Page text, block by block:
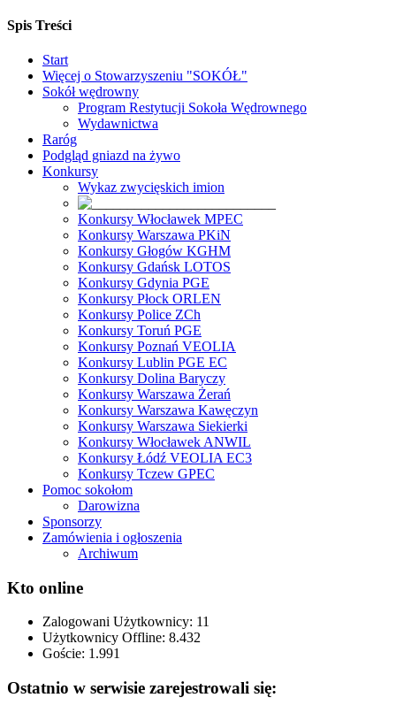
Spis Treści
Start
Więcej o Stowarzyszeniu "SOKÓŁ"
Sokół wędrowny
Program Restytucji Sokoła Wędrownego
Wydawnictwa
Raróg
Podgląd gniazd na żywo
Konkursy
Wykaz zwycięskich imion
Konkursy Włocławek MPEC
Konkursy Warszawa PKiN
Konkursy Głogów KGHM
Konkursy Gdańsk LOTOS
Konkursy Gdynia PGE
Konkursy Płock ORLEN
Konkursy Police ZCh
Konkursy Toruń PGE
Konkursy Poznań VEOLIA
Konkursy Lublin PGE EC
Konkursy Dolina Baryczy
Konkursy Warszawa Żerań
Konkursy Warszawa Kawęczyn
Konkursy Warszawa Siekierki
Konkursy Włocławek ANWIL
Konkursy Łódź VEOLIA EC3
Konkursy Tczew GPEC
Pomoc sokołom
Darowizna
Sponsorzy
Zamówienia i ogłoszenia
Archiwum
Kto online
Zalogowani Użytkownicy: 11
Użytkownicy Offline: 8.432
Goście: 1.991
Ostatnio w serwisie zarejestrowali się: